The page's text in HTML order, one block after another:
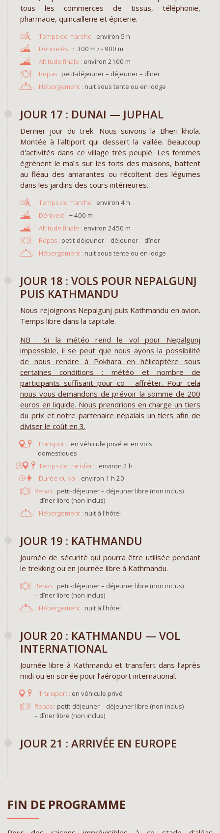
tous les commerces de tissus, téléphonie,
pharmacie, quincaillerie et épicerie.
environ 5 h
+ 300 m / - 900 m
environ 2100 m
Repas : petit-déjeuner – déjeuner – dîner
Hébergement : nuit sous tente ou en lodge
JOUR 17 : DUNAI — JUPHAL
Dernier jour du trek. Nous suivons la Bheri khola.
Montée à l'altiport qui dessert la vallée. Beaucoup
d'activités dans ce village très peuplé. Les femmes
égrènent le maïs sur les toits des maisons, battent
au fléau des amarantes ou récoltent des légumes
dans les jardins des cours intérieures.
environ 4 h
+ 400 m
environ 2450 m
Repas : petit-déjeuner – déjeuner – dîner
Hébergement : nuit sous tente ou en lodge
JOUR 18 : VOLS POUR NEPALGUNJ
PUIS KATHMANDU
Nous rejoignons Nepalgunj puis Kathmandu en avion.
Temps libre dans la capitale.
NB : Si la météo rend le vol pour Nepalgunj
impossible, il se peut que nous ayons la possibilité
de nous rendre à Pokhara en hélicoptère sous
certaines conditions : météo et nombre de
participants suffisant pour co - affréter. Pour cela
nous vous demandons de prévoir la somme de 200
euros en liquide. Nous prendrions en charge un tiers
du prix et notre partenaire népalais un tiers afin de
diviser le coût en 3.
en véhicule privé et en vols
domestiques
environ 2 h
environ 1 h 20
Repas : petit-déjeuner – déjeuner libre (non inclus)
– dîner libre (non inclus)
Hébergement : nuit à l'hôtel
JOUR 19 : KATHMANDU
Journée de sécurité qui pourra être utilisée pendant
le trekking ou en journée libre à Kathmandu.
Repas : petit-déjeuner – déjeuner libre (non inclus)
– dîner libre (non inclus)
Hébergement : nuit à l'hôtel
JOUR 20 : KATHMANDU — VOL
INTERNATIONAL
Journée libre à Kathmandu et transfert dans l’après
midi ou en soirée pour l’aéroport international.
en véhicule privé
Repas : petit-déjeuner – déjeuner libre (non inclus)
– dîner libre (non inclus)
JOUR 21 : ARRIVÉE EN EUROPE
FIN DE PROGRAMME